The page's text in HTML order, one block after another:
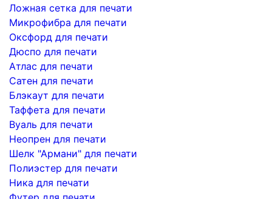
Ложная сетка для печати
Микрофибра для печати
Оксфорд для печати
Дюспо для печати
Атлас для печати
Сатен для печати
Блэкаут для печати
Таффета для печати
Вуаль для печати
Неопрен для печати
Шелк "Армани" для печати
Полиэстер для печати
Ника для печати